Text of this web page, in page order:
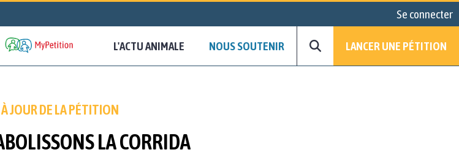
Se connecter
L'ACTU ANIMALE NOUS SOUTENIR LANCER UNE PÉTITION
JOUR DE LA PÉTITION
LA CORRIDA